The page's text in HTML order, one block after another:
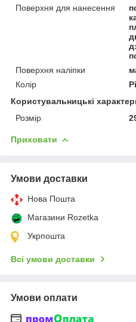
Поверхня для нанесення
Поверхня наліпки
Колір
Користувальницькі
Розмір
Приховати
Умови доставки
Нова Пошта
Магазини Rozetka
Укрпошта
Всі умови доставки
Умови оплати